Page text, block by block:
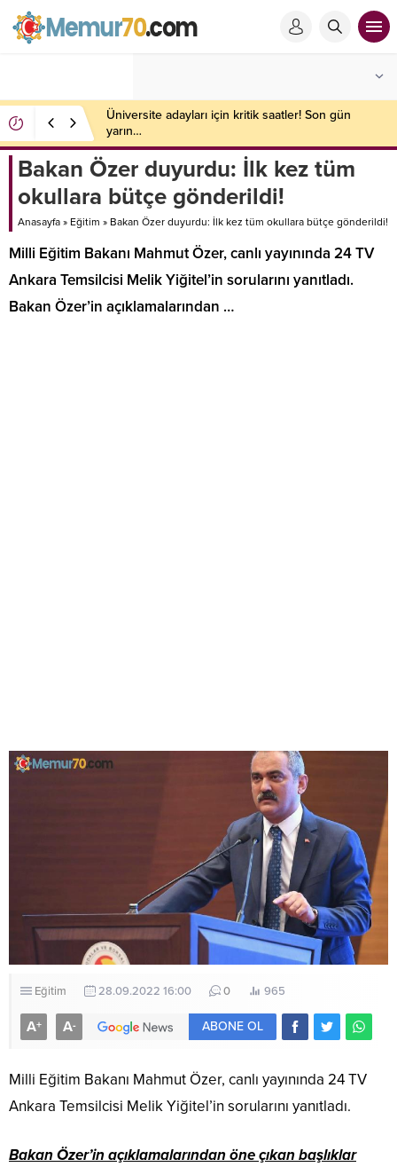
Üniversite adayları için kritik saatler! Son gün
yarın…
Bakan Özer duyurdu: İlk kez tüm
okullara bütçe gönderildi!
Anasayfa » Eğitim » Bakan Özer duyurdu: İlk kez tüm okullara bütçe gönderildi!
Milli Eğitim Bakanı Mahmut Özer, canlı yayınında 24 TV
Ankara Temsilcisi Melik Yiğitel’in sorularını yanıtladı.
Bakan Özer’in açıklamalarından …
Eğitim 28.09.2022 16:00 0 965
A+ A- ABONE OL
Milli Eğitim Bakanı Mahmut Özer, canlı yayınında 24 TV
Ankara Temsilcisi Melik Yiğitel’in sorularını yanıtladı.
Bakan Özer’in açıklamalarından öne çıkan başlıklar